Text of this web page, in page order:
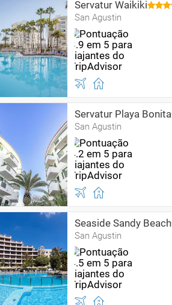
Servatur Waikiki
San Agustin
Servatur Playa Bonita
San Agustin
Seaside Sandy Beach
San Agustin